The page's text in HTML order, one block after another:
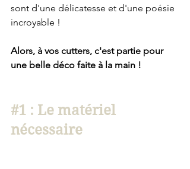
sont d'une délicatesse et d'une poésie
incroyable !
Alors, à vos cutters, c'est partie pour
une belle déco faite à la main !
#1 : Le matériel
nécessaire